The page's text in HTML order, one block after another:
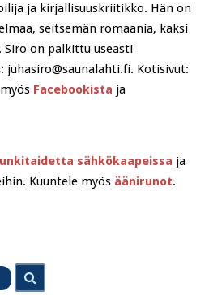
ja kirjallisuuskriitikko. Hän on
seitsemän romaania, kaksi
Siro on palkittu useasti
juhasiro@saunalahti.fi. Kotisivut:
Facebookista ja
sähkökaapeissa ja
Kuuntele myös äänirunot.